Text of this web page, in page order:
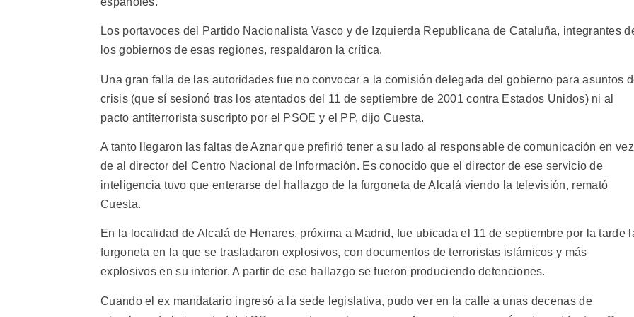
Los portavoces del Partido Nacionalista Vasco y de Izquierda Republicana de Cataluña, integrantes
los gobiernos de esas regiones, respaldaron la crítica.
Una gran falla de las autoridades fue no convocar a la comisión delegada del gobierno para asuntos
crisis (que sí sesionó tras los atentados del 11 de septiembre de 2001 contra Estados Unidos) ni al
pacto antiterrorista suscripto por el PSOE y el PP, dijo Cuesta.
A tanto llegaron las faltas de Aznar que prefirió tener a su lado al responsable de comunicación en vez
de al director del Centro Nacional de Información. Es conocido que el director de ese servicio de
inteligencia tuvo que enterarse del hallazgo de la furgoneta de Alcalá viendo la televisión, remató
Cuesta.
En la localidad de Alcalá de Henares, próxima a Madrid, fue ubicada el 11 de septiembre por la tarde
furgoneta en la que se trasladaron explosivos, con documentos de terroristas islámicos y más
explosivos en su interior. A partir de ese hallazgo se fueron produciendo detenciones.
Cuando el ex mandatario ingresó a la sede legislativa, pudo ver en la calle a unas decenas de